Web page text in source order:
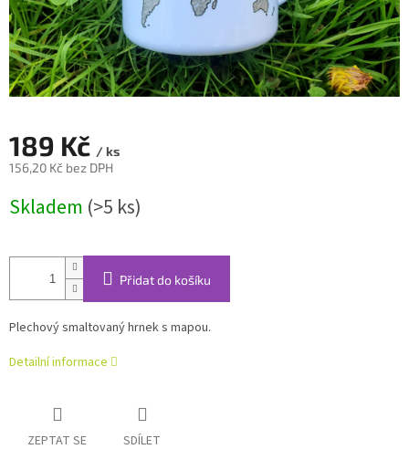
189 Kč / ks
156,20 Kč bez DPH
cena:
Skladem (>5 ks)
Přidat do košíku
Plechový smaltovaný hrnek s mapou.
Detailní informace
ZEPTAT SE SDÍLET